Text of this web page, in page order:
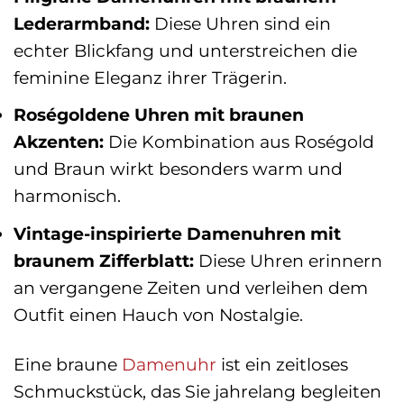
Lederarmband: Diese Uhren sind ein
echter Blickfang und unterstreichen die
feminine Eleganz ihrer Trägerin.
Roségoldene Uhren mit braunen
Akzenten: Die Kombination aus Roségold
und Braun wirkt besonders warm und
harmonisch.
Vintage-inspirierte Damenuhren mit
braunem Zifferblatt: Diese Uhren erinnern
an vergangene Zeiten und verleihen dem
Outfit einen Hauch von Nostalgie.
Eine braune Damenuhr ist ein zeitloses
Schmuckstück, das Sie jahrelang begleiten